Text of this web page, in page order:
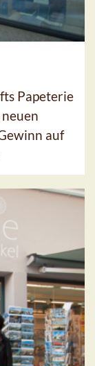
Papeterie
auf